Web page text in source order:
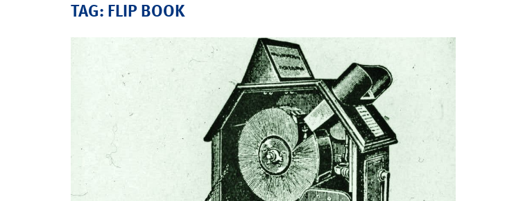
TAG: FLIP BOOK